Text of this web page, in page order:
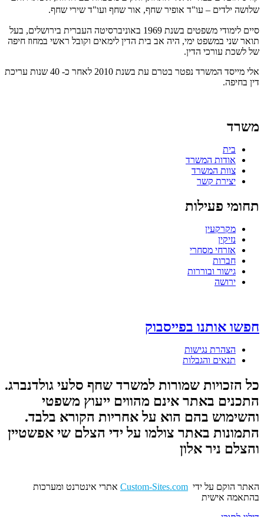
שלושה ילדים – עו"ד אופיר שחף, אור שחף ועו"ד שירי שחף.
סיים לימודי משפטים בשנת 1969 באוניברסיטה העברית בירושלים, בעל
תואר שני במשפט ימי, היה אב בית הדין לימאים וקובל ראשי במחוז חיפה
של לשכת עורכי הדין.
אלי מייסד המשרד נפטר בטרם עת בשנת 2010 לאחר כ- 40 שנות עריכת
דין בחיפה.
משרד
בית
אודות המשרד
צוות המשרד
יצירת קשר
תחומי פעילות
מקרקעין
נזיקין
אזרחי מסחרי
חברות
גישור ובוררות
ירושה
חפשו אותנו בפייסבוק
הצהרת נגישות
תנאים והגבלות
כל הזכויות שמורות למשרד שחף סלעי גולדנברג.
התכנים באתר אינם מהווים ייעוץ משפטי
והשימוש בהם הוא על אחריות הקורא בלבד.
התמונות באתר צולמו על ידי הצלם שי אפשטיין
והצלם ניר אלון
האתר הוקם על ידי Custom-Sites.com אתרי אינטרנט ומערכות
בהתאמה אישית